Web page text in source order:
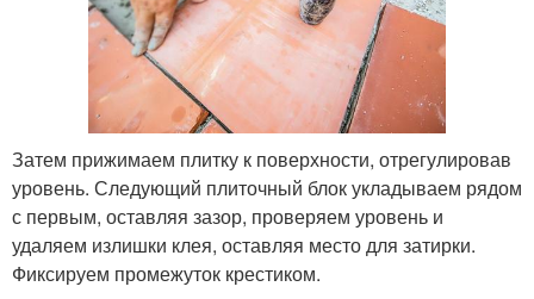
Затем прижимаем плитку к поверхности, отрегулировав
уровень. Следующий плиточный блок укладываем рядом
с первым, оставляя зазор, проверяем уровень и
удаляем излишки клея, оставляя место для затирки.
Фиксируем промежуток крестиком.